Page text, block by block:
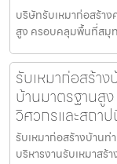
บริษัทรับเหมาก่อสร้า
สูง ครอบคลุมพื้นที่สมุ
รับเหมาก่อสร้า
บ้านมาตรฐานสู
วิศวกรและสถา
รับเหมาก่อสร้างบ้านท่
บริหารงานรับเหมาสร้